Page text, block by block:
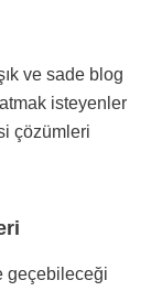
ve sade blog
isteyenler
çözümleri
geçebileceği